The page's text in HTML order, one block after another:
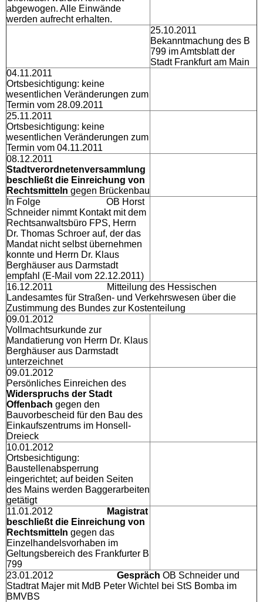
abgewogen. Alle Einwände
werden aufrecht erhalten.
25.10.2011
Bekanntmachung des B
799 im Amtsblatt der
Stadt Frankfurt am Main
04.11.2011
Ortsbesichtigung: keine
wesentlichen Veränderungen zum
Termin vom 28.09.2011
25.11.2011
Ortsbesichtigung: keine
wesentlichen Veränderungen zum
Termin vom 04.11.2011
08.12.2011
Stadtverordnetenversammlung
beschließt die Einreichung von
Rechtsmitteln gegen Brückenbau
In Folge OB Horst
Schneider nimmt Kontakt mit dem
Rechtsanwaltsbüro FPS, Herrn
Dr. Thomas Schroer auf, der das
Mandat nicht selbst übernehmen
konnte und Herrn Dr. Klaus
Berghäuser aus Darmstadt
empfahl (E-Mail vom 22.12.2011)
16.12.2011 Mitteilung des Hessischen
Landesamtes für Straßen- und Verkehrswesen über die
Zustimmung des Bundes zur Kostenteilung
09.01.2012
Vollmachtsurkunde zur
Mandatierung von Herrn Dr. Klaus
Berghäuser aus Darmstadt
unterzeichnet
09.01.2012
Persönliches Einreichen des
Widerspruchs der Stadt
Offenbach gegen den
Bauvorbescheid für den Bau des
Einkaufszentrums im Honsell-
Dreieck
10.01.2012
Ortsbesichtigung:
Baustellenabsperrung
eingerichtet; auf beiden Seiten
des Mains werden Baggerarbeiten
getätigt
11.01.2012
Magistrat
beschließt die Einreichung von
Rechtsmitteln gegen das
Einzelhandelsvorhaben im
Geltungsbereich des Frankfurter B
799
23.01.2012 Gespräch OB Schneider und
Stadtrat Majer mit MdB Peter Wichtel bei StS Bomba im
BMVBS